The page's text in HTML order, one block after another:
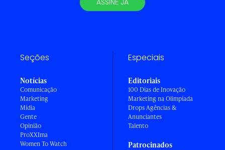
ASSINE JÁ
Seções
Notícias
Comunicação
Marketing
Mídia
Gente
Opinião
ProXXIma
Women To Watch
Especiais
Editoriais
100 Dias de Inovação
Marketing na Olimpíada
Drops Agências &
Anunciantes
Talento
Patrocinados